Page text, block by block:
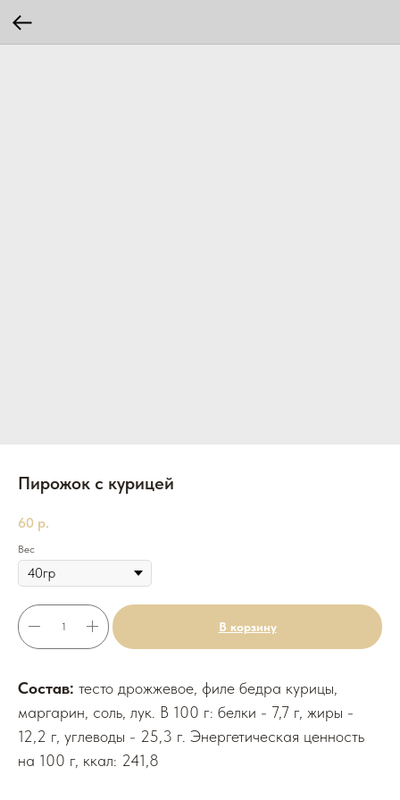
Пирожок с курицей
60 р.
Вес
В корзину
Состав: тесто дрожжевое, филе бедра курицы,
маргарин, соль, лук. В 100 г: белки - 7,7 г, жиры -
12,2 г, углеводы - 25,3 г. Энергетическая ценность
на 100 г, ккал: 241,8